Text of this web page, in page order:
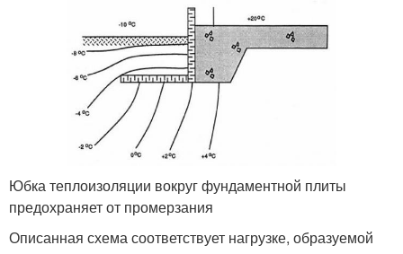
Юбка теплоизоляции вокруг фундаментной плиты
предохраняет от промерзания
Описанная схема соответствует нагрузке, образуемой